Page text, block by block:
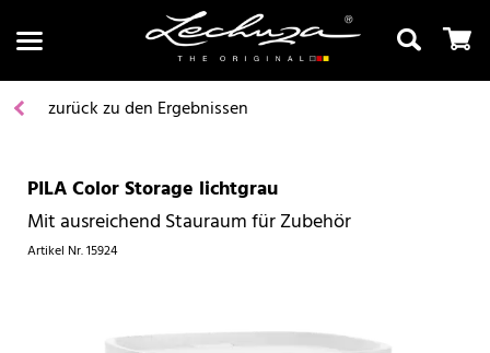
Suchen
zurück zu den Ergebnissen
PILA Color Storage lichtgrau
Mit ausreichend Stauraum für Zubehör
Artikel Nr.15924